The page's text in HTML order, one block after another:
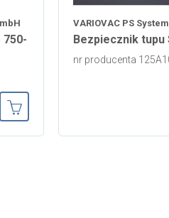
750-
VARIOVAC PS
Bezpiecznik tupu
nr producenta